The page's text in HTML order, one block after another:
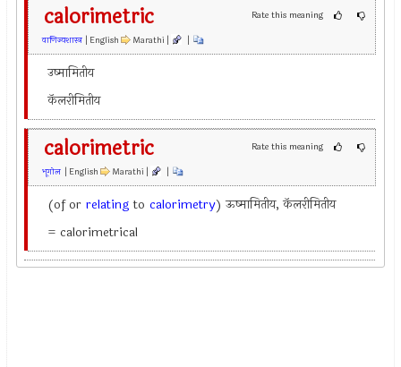
Rate this meaning
calorimetric
वाणिज्यशास्त्र | English Marathi | |
उष्मामितीय
कॅलरीमितीय
Rate this meaning
calorimetric
भूगोल | English Marathi | |
(of or relatingto calorimetry) ऊष्मामितीय, कॅलरीमितीय
= calorimetrical